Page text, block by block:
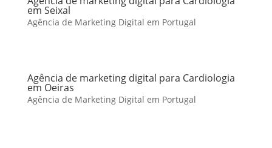
em Seixal
Agência de Marketing Digital em Portugal
Agência de marketing digital para Cardiologia
em Oeiras
Agência de Marketing Digital em Portugal